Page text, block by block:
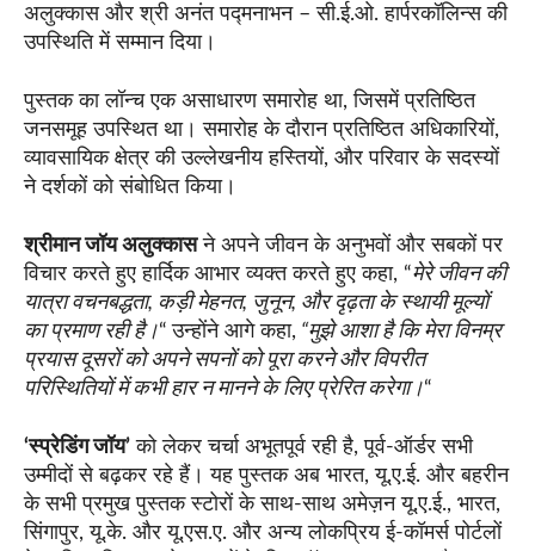
अलुक्कास और श्री अनंत पद्मनाभन – सी.ई.ओ. हार्परकॉलिन्स की
उपस्थिति में सम्मान दिया।
पुस्तक का लॉन्च एक असाधारण समारोह था, जिसमें प्रतिष्ठित
जनसमूह उपस्थित था। समारोह के दौरान प्रतिष्ठित अधिकारियों,
व्यावसायिक क्षेत्र की उल्लेखनीय हस्तियों, और परिवार के सदस्यों
ने दर्शकों को संबोधित किया।
श्रीमान जॉय अलुक्कासने अपने जीवन के अनुभवों और सबकों पर
विचार करते हुए हार्दिक आभार व्यक्त करते हुए कहा, “मेरे जीवन की
यात्रा वचनबद्धता, कड़ी मेहनत, जुनून, और दृढ़ता के स्थायी मूल्यों
का प्रमाण रही है।“ उन्होंने आगे कहा, “मुझे आशा है कि मेरा विनम्र
प्रयास दूसरों को अपने सपनों को पूरा करने और विपरीत
परिस्थितियों में कभी हार न मानने के लिए प्रेरित करेगा।“
‘स्प्रेडिंग जॉय’ को लेकर चर्चा अभूतपूर्व रही है, पूर्व-ऑर्डर सभी
उम्मीदों से बढ़कर रहे हैं। यह पुस्तक अब भारत, यू.ए.ई. और बहरीन
के सभी प्रमुख पुस्तक स्टोरों के साथ-साथ अमेज़न यू.ए.ई., भारत,
सिंगापुर, यू.के. और यू.एस.ए. और अन्य लोकप्रिय ई-कॉमर्स पोर्टलों